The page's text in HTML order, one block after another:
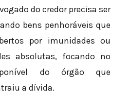
do credor precisa ser
bens penhoráveis que
por imunidades ou
absolutas, focando no
do órgão que
a dívida.